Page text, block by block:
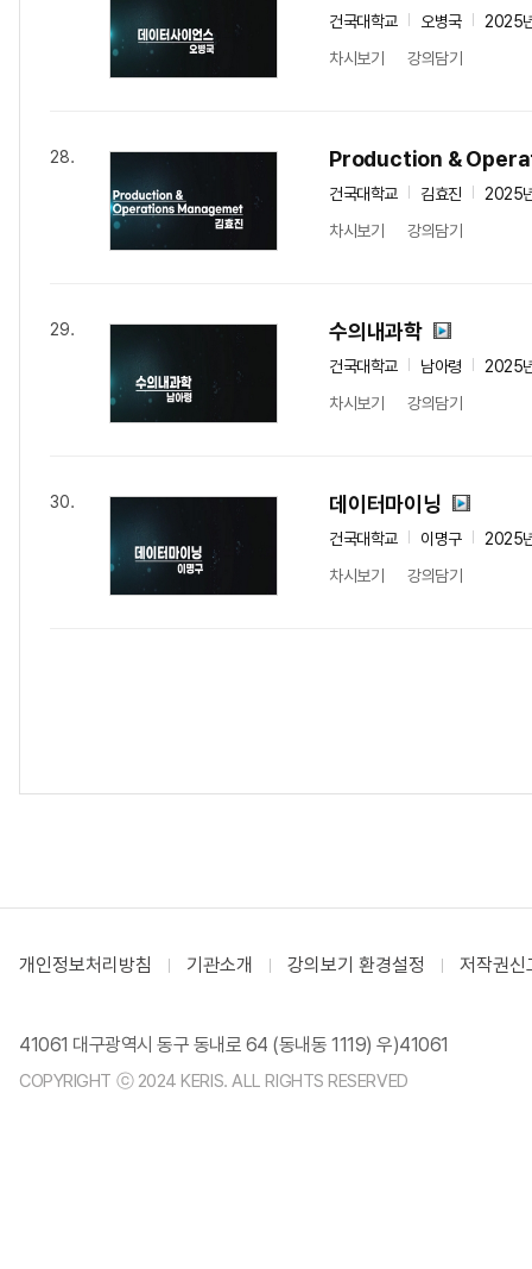
건국대학교 오병국
2025
차시보기
강의담기
28. Production &
건국대학교 김효진
2025
차시보기
강의담기
29. 수의내과학
건국대학교 남아령
2025
차시보기
강의담기
30. 데이터마이닝
건국대학교 이명구
2025
차시보기
강의담기
개인정보처리방침 기관소개 강의보기 환경설정 저작권신
41061 대구광역시 동구 동내로 64 (동내동 1119) 우)41061
COPYRIGHT ⓒ 2024 KERIS. ALL RIGHTS RESERVED